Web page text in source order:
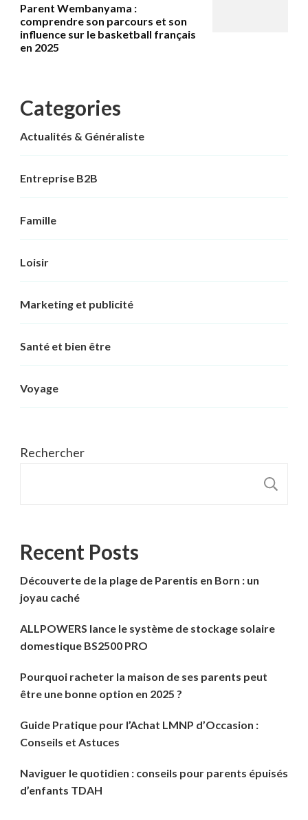
Parent Wembanyama :
comprendre son parcours et son
influence sur le basketball français
en 2025
Categories
Actualités & Généraliste
Entreprise B2B
Famille
Loisir
Marketing et publicité
Santé et bien être
Voyage
Rechercher
Recent Posts
Découverte de la plage de Parentis en Born : un
joyau caché
ALLPOWERS lance le système de stockage solaire
domestique BS2500 PRO
Pourquoi racheter la maison de ses parents peut
être une bonne option en 2025 ?
Guide Pratique pour l’Achat LMNP d’Occasion :
Conseils et Astuces
Naviguer le quotidien : conseils pour parents épuisés
d’enfants TDAH